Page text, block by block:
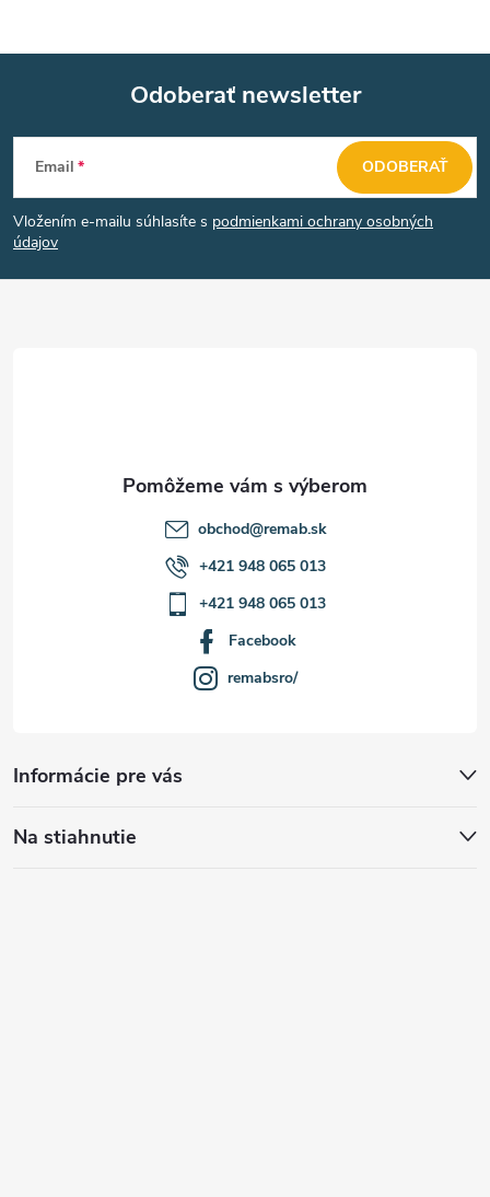
Z
á
p
Odoberať newsletter
Email
Vložením e-mailu súhlasíte s podmienkami ochrany osobných
údajov
ODOBERAŤ
Informácie pre vás
Na stiahnutie
obchod@remab.sk
+421 948 065 013
+421 948 065 013
Facebook
remabsro/